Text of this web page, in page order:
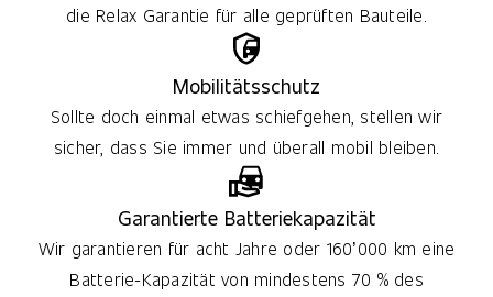
die Relax Garantie für alle geprüften Bauteile.
Mobilitätsschutz
Sollte doch einmal etwas schiefgehen, stellen wir
sicher, dass Sie immer und überall mobil bleiben.
Garantierte Batteriekapazität
Wir garantieren für acht Jahre oder 160’000 km eine
Batterie-Kapazität von mindestens 70 % des